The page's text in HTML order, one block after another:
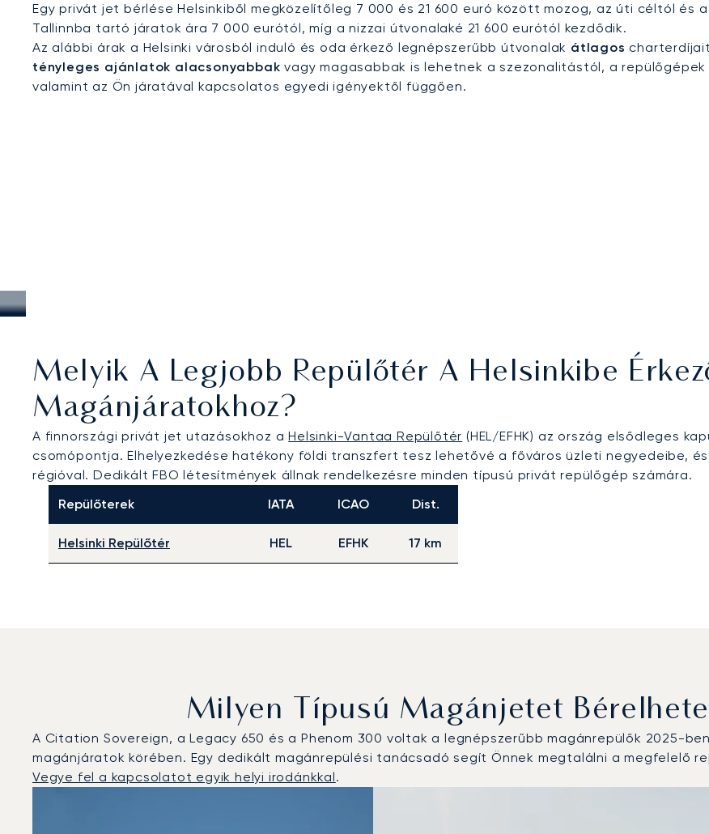
Egy privát jet bérlése Helsinkiből megközelítőleg 7 000 és 21 600 euró között mozog, az úti céltól és
Tallinnba tartó járatok ára 7 000 eurótól, míg a nizzai útvonalaké 21 600 eurótól kezdődik.
Az alábbi árak a Helsinki városból induló és oda érkező legnépszerűbb útvonalak átlagos
tényleges ajánlatok alacsonyabbak vagy magasabbak is lehetnek a szezonalitástól, a
valamint az Ön járatával kapcsolatos egyedi igényektől függően.
Melyik A Legjobb Repülőtér A Helsinkibe
Magánjáratokhoz?
A finnországi privát jet utazásokhoz aHelsinki-Vantaa Repülőtér (HEL/EFHK) az ország elsődleges
csomópontja. Elhelyezkedése hatékony földi transzfert tesz lehetővé a főváros üzleti negyedeibe,
régióval. Dedikált FBO létesítmények állnak rendelkezésre minden típusú privát repülőgép számára.
Repülőterek
IATA ICAO Dist.
Helsinki Repülőtér HEL EFHK 17 km
Milyen Típusú Magánjetet
A Citation Sovereign, a Legacy 650 és a Phenom 300 voltak a legnépszerűbb magánrepülők 2025-
magánjáratok körében. Egy dedikált magánrepülési tanácsadó segít Önnek megtalálni a megfelelő
Vegye fel a kapcsolatot egyik helyi irodánkkal.